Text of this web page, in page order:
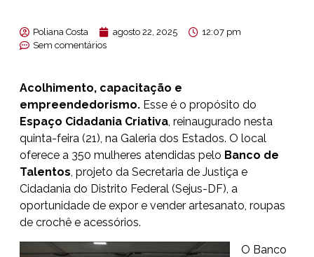
Poliana Costa agosto 22, 2025
12:07 pm
Sem comentários
Acolhimento, capacitação e
empreendedorismo. Esse é o propósito do
Espaço Cidadania Criativa, reinaugurado nesta
quinta-feira (21), na Galeria dos Estados. O local
oferece a 350 mulheres atendidas pelo Banco de
Talentos, projeto da Secretaria de Justiça e
Cidadania do Distrito Federal (Sejus-DF), a
oportunidade de expor e vender artesanato, roupas
de crochê e acessórios.
O Banco